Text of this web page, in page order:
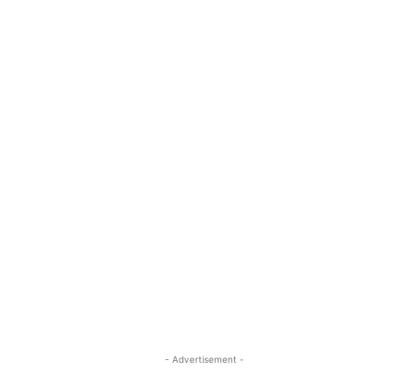
- Advertisement -